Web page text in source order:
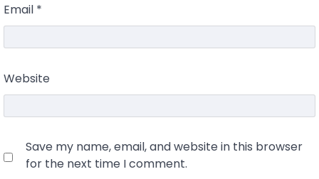
Email *
Website
Save my name, email, and website in this browser
for the next time I comment.